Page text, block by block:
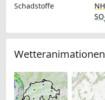
Schadstoffe
NH
SO
Wetteranimationen